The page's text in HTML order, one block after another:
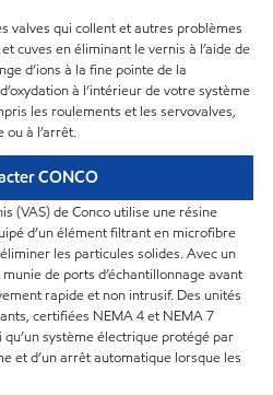
valves qui collent et autres problèmes
cuves en éliminant le vernis à l’aide de
d’ions à la fine pointe de la
à l’intérieur de votre système
les roulements et les servovalves,
ou à l’arrêt.
CONCO
(VAS) de Conco utilise une résine
d’un élément filtrant en microfibre
les particules solides. Avec un
de ports d’échantillonnage avant
rapide et non intrusif. Des unités
certifiées NEMA 4 et NEMA 7
système électrique protégé par
et d’un arrêt automatique lorsque les